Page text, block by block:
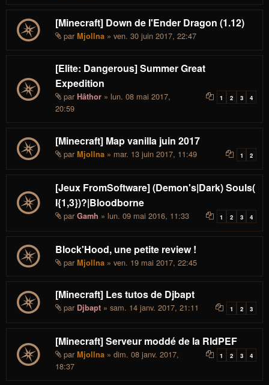
[Minecraft] Down de l'Ender Dragon (1.12)
par Mjollna » ven. 30 juin 2017, 22:47
[Elite: Dangerous] Summer Great
Expedition
1 2 3 4
par Hâthor » lun. 08 mai 2017,
20:59
[Minecraft] Map vanilla juin 2017
1 2
par Mjollna » mar. 13 juin 2017, 11:49
[Jeux FromSoftware] (Demon's|Dark) Souls(
I{1,3})?|Bloodborne
1 2 3 4
par Gamh » lun. 09 mai 2016, 11:33
Block'Hood, une petite review !
par Mjollna » ven. 19 mai 2017, 22:45
[Minecraft] Les tutos de Djbapt
1 2 3
par Djbapt » sam. 14 janv. 2017, 21:11
[Minecraft] Serveur moddé de la RIdPEF
1 2 3 4
par Mjollna » dim. 08 janv. 2017,
18:37